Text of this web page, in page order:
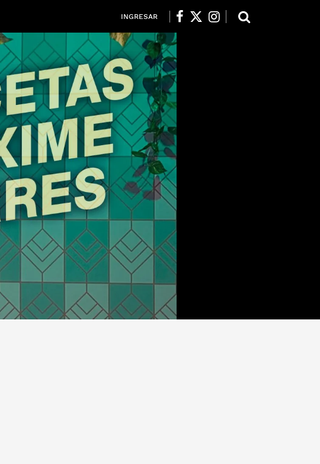
INGRESAR